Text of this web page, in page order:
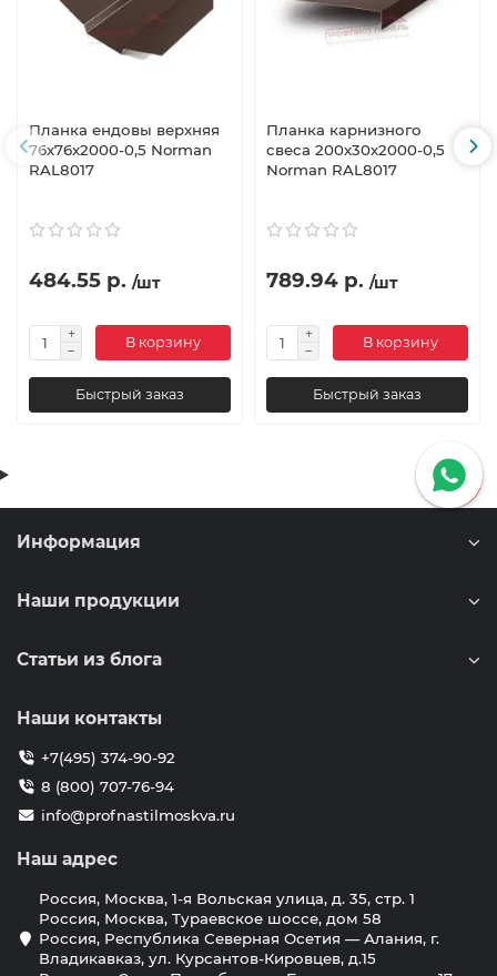
Планка ендовы верхняя
76х76х2000-0,5 Norman
RAL8017
484.55 р. /шт
В корзину
Быстрый заказ
Планка карнизного
свеса 200х30х2000-0,5
Norman RAL8017
789.94 р. /шт
В корзину
Быстрый заказ
Информация
Наши продукции
Статьи из блога
Наши контакты
+7(495) 374-90-92
8 (800) 707-76-94
info@profnastilmoskva.ru
Наш адрес
Россия, Москва, 1-я Вольская улица, д. 35, стр. 1
Россия, Москва, Тураевское шоссе, дом 58
Россия, Республика Северная Осетия — Алания, г.
Владикавказ, ул. Курсантов-Кировцев, д.15